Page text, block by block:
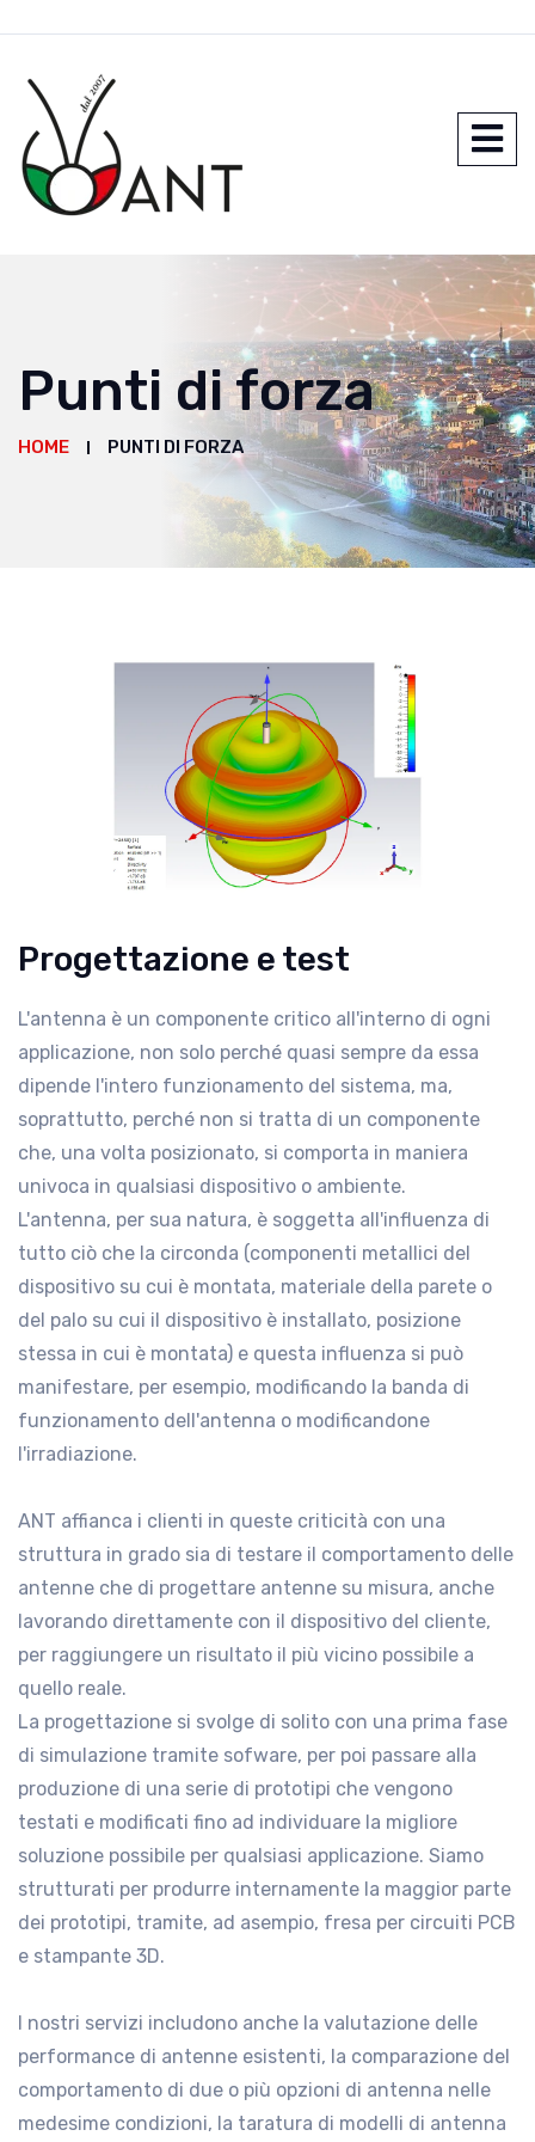
Punti di forza
HOME PUNTI DI FORZA
Progettazione e test
L'antenna è un componente critico all'interno di ogni
applicazione, non solo perché quasi sempre da essa
dipende l'intero funzionamento del sistema, ma,
soprattutto, perché non si tratta di un componente
che, una volta posizionato, si comporta in maniera
univoca in qualsiasi dispositivo o ambiente.
L'antenna, per sua natura, è soggetta all'influenza di
tutto ciò che la circonda (componenti metallici del
dispositivo su cui è montata, materiale della parete o
del palo su cui il dispositivo è installato, posizione
stessa in cui è montata) e questa influenza si può
manifestare, per esempio, modificando la banda di
funzionamento dell'antenna o modificandone
l'irradiazione.
ANT affianca i clienti in queste criticità con una
struttura in grado sia di testare il comportamento delle
antenne che di progettare antenne su misura, anche
lavorando direttamente con il dispositivo del cliente,
per raggiungere un risultato il più vicino possibile a
quello reale.
La progettazione si svolge di solito con una prima fase
di simulazione tramite sofware, per poi passare alla
produzione di una serie di prototipi che vengono
testati e modificati fino ad individuare la migliore
soluzione possibile per qualsiasi applicazione. Siamo
strutturati per produrre internamente la maggior parte
dei prototipi, tramite, ad asempio, fresa per circuiti PCB
e stampante 3D.
I nostri servizi includono anche la valutazione delle
performance di antenne esistenti, la comparazione del
comportamento di due o più opzioni di antenna nelle
medesime condizioni, la taratura di modelli di antenna